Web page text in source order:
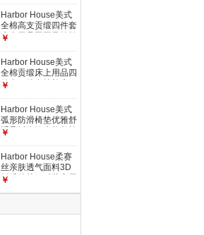
艺术花鸟【Parrot四
件套】 1.5米 床单款
（被套
200*230cm）
Harbor House美式
全棉高支贡缎四件套
床上用品田园风纯棉
绿意盎然风【Arbor
四件套】 1.8米 床单
款 （被套
220*240cm）
￥
Harbor House美式
全棉贡缎床上用品四
件套三件套纯棉床
件 珊瑚之梦贡缎四
件套-床单款 60支
Coral Tide 1.5米 床
单款 被套
200*230cm 四件套
￥
Harbor House美式
弧形防滑椅垫优雅舒
适承托绗缝坐垫餐椅
滑可水洗弧形椅垫
大-43X44X2.5cm
￥
Harbor House柔赛
丝亲肤透气面料3D
纤维枕芯一对装家用
￥